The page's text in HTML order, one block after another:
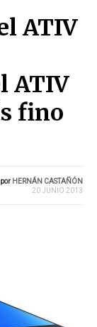
ATIV
ATIV
fino
por HERNÁN CASTAÑÓN
20 JUNIO 2013